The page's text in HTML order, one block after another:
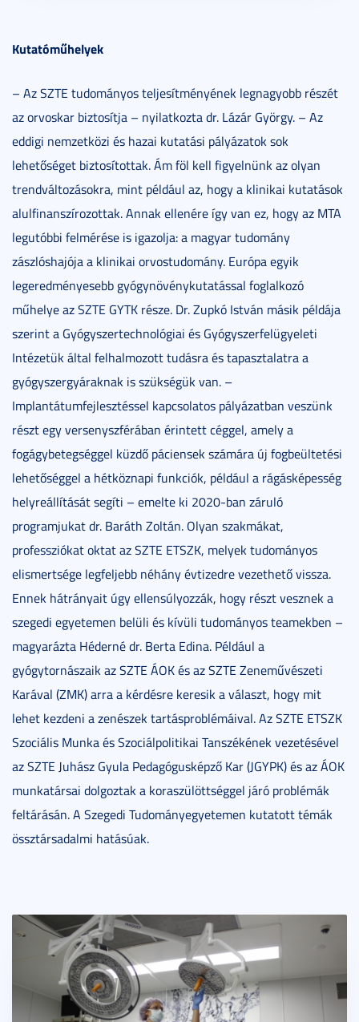
Kutatóműhelyek
– Az SZTE tudományos teljesítményének legnagyobb részét
az orvoskar biztosítja – nyilatkozta dr. Lázár György. – Az
eddigi nemzetközi és hazai kutatási pályázatok sok
lehetőséget biztosítottak. Ám föl kell figyelnünk az olyan
trendváltozásokra, mint például az, hogy a klinikai kutatások
alulfinanszírozottak. Annak ellenére így van ez, hogy az MTA
legutóbbi felmérése is igazolja: a magyar tudomány
zászlóshajója a klinikai orvostudomány. Európa egyik
legeredményesebb gyógynövénykutatással foglalkozó
műhelye az SZTE GYTK része. Dr. Zupkó István másik példája
szerint a Gyógyszertechnológiai és Gyógyszerfelügyeleti
Intézetük által felhalmozott tudásra és tapasztalatra a
gyógyszergyáraknak is szükségük van. –
Implantátumfejlesztéssel kapcsolatos pályázatban veszünk
részt egy versenyszférában érintett céggel, amely a
fogágybetegséggel küzdő páciensek számára új fogbeültetési
lehetőséggel a hétköznapi funkciók, például a rágásképesség
helyreállítását segíti – emelte ki 2020-ban záruló
programjukat dr. Baráth Zoltán. Olyan szakmákat,
professziókat oktat az SZTE ETSZK, melyek tudományos
elismertsége legfeljebb néhány évtizedre vezethető vissza.
Ennek hátrányait úgy ellensúlyozzák, hogy részt vesznek a
szegedi egyetemen belüli és kívüli tudományos teamekben –
magyarázta Héderné dr. Berta Edina. Például a
gyógytornászaik az SZTE ÁOK és az SZTE Zeneművészeti
Karával (ZMK) arra a kérdésre keresik a választ, hogy mit
lehet kezdeni a zenészek tartásproblémáival. Az SZTE ETSZK
Szociális Munka és Szociálpolitikai Tanszékének vezetésével
az SZTE Juhász Gyula Pedagógusképző Kar (JGYPK) és az ÁOK
munkatársai dolgoztak a koraszülöttséggel járó problémák
feltárásán. A Szegedi Tudományegyetemen kutatott témák
össztársadalmi hatásúak.